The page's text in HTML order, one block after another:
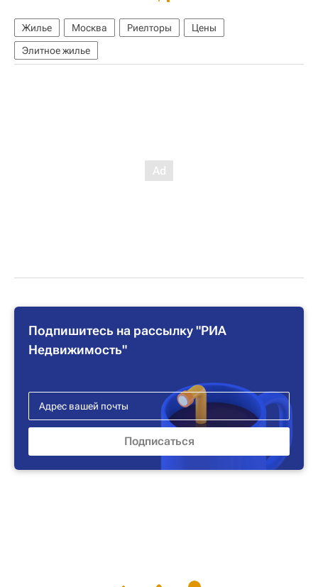
Жилье Москва Риелторы
Цены
Элитное жилье
Подпишитесь на рассылку "РИА
Недвижимость"